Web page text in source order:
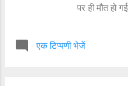
पर ही मौत हो
भर्ती कराया
एक टिप्पणी भेजें